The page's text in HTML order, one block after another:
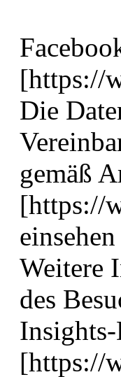
[https://
Die
gemäß
[https://
Weitere
des
[https://